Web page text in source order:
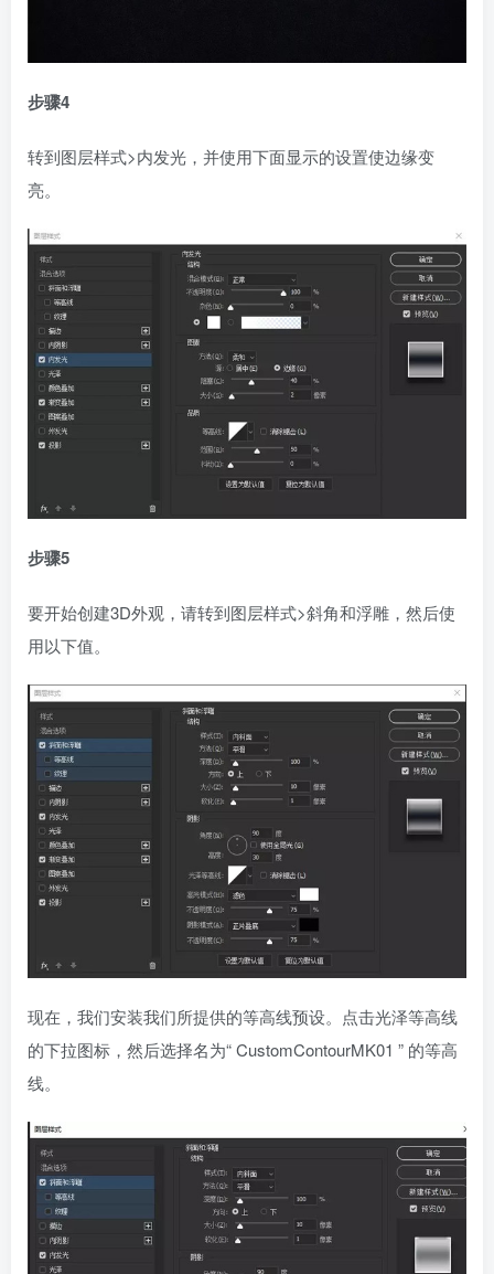
步骤4
转到图层样式>内发光，并使用下面显示的设置使边缘变
亮。
步骤5
要开始创建3D外观，请转到图层样式>斜角和浮雕，然后使
用以下值。
现在，我们安装我们所提供的等高线预设。点击光泽等高线
的下拉图标，然后选择名为“ CustomContourMK01 ” 的等高
线。